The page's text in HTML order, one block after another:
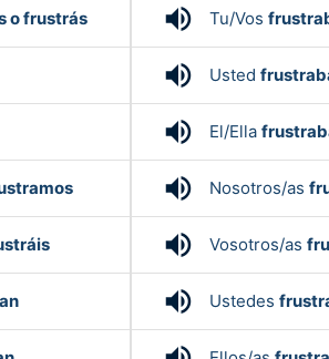
o frustrás volume_up Tu/Vos
volume_up Usted
volume_up El/Ella
volume_up Nosotros/as
volume_up Vosotros/as
volume_up Ustedes